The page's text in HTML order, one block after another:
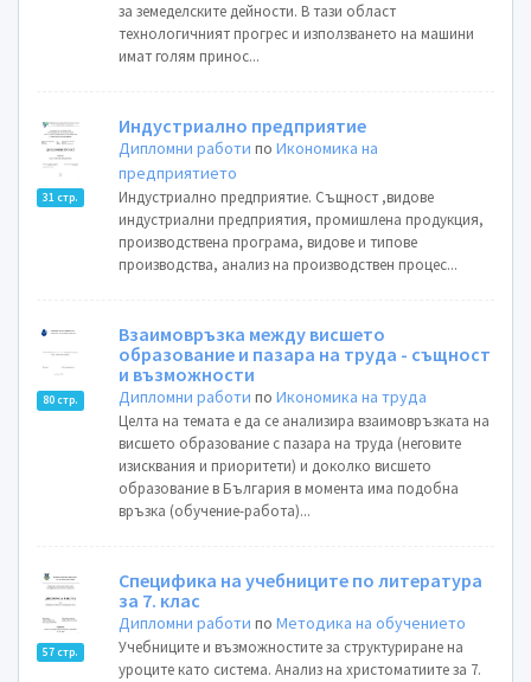
за земеделските дейности. В тази област
технологичният прогрес и използването на машини
имат голям принос...
31 стр.
Индустриално предприятие
Дипломни работи поИкономика на
предприятието
Индустриално предприятие. Същност ,видове
индустриални предприятия, промишлена продукция,
производствена програма, видове и типове
производства, анализ на производствен процес...
80 стр.
Взаимовръзка между висшето
образование и пазара на труда - същност
и възможности
Дипломни работи поИкономика на труда
Целта на темата е да се анализира взаимовръзката на
висшето образование с пазара на труда (неговите
изисквания и приоритети) и доколко висшето
образование в България в момента има подобна
връзка (обучение-работа)...
57 стр.
Специфика на учебниците по литература
за 7. клас
Дипломни работи поМетодика на обучението
Учебниците и възможностите за структуриране на
уроците като система. Анализ на христоматиите за 7.